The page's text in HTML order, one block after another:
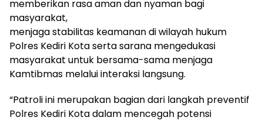
memberikan rasa aman dan nyaman bagi
masyarakat,
menjaga stabilitas keamanan di wilayah hukum
Polres Kediri Kota serta sarana mengedukasi
masyarakat untuk bersama-sama menjaga
Kamtibmas melalui interaksi langsung.
“Patroli ini merupakan bagian dari langkah preventif
Polres Kediri Kota dalam mencegah potensi